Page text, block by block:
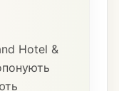
Hotel &